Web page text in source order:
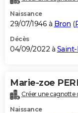
Naissance
29/07/1946 à Bron (
Décès
04/09/2022 à
Marie-zoe
Créer une cagnotte
Naissance